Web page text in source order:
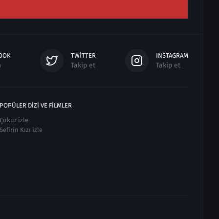
TWITTER
Takip et
INSTAGRAM
Takip et
POPÜLER DIZI VE FILMLER
Çukur izle
Sefirin Kızı izle